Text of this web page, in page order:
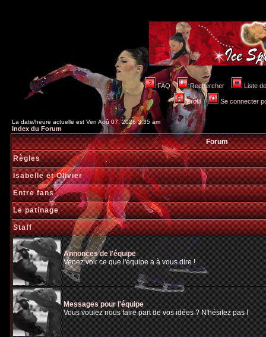
FAQ Rechercher Liste
Profil Se connecter
La date/heure actuelle est Ven Aoû 07, 2026 3:35 am
Index du Forum
Forum
Règles
Isabelle et Olivier
Entre fans
Le patinage
Staff
Annonces de l'équipe
Venez voir ce que l'équipe a à vous dire !
Messages pour l'équipe
Vous voulez nous faire part de vos idées ? N'hésitez pas !